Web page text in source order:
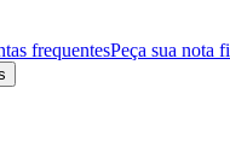
frequentesPeça sua nota